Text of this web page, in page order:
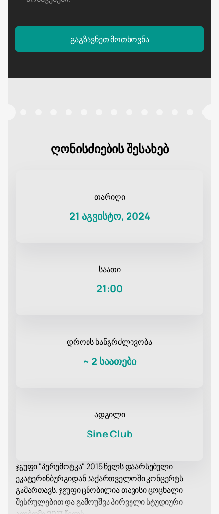
გაგზავნეთ მოთხოვნა
ღონისძიების შესახებ
თარიღი
21 აგვისტო, 2024
საათი
21:00
დროის ხანგრძლივობა
~ 2 საათები
ადგილი
Sine Club
ჯგუფი "პერემოტკა" 2015 წელს დაარსებული
ეკატერინბურგიდან საქართველოში კონცერტს
გამართავს. ჯგუფი ცნობილია თავისი ცოცხალი
შესრულებით და გამოუშვა პირველი სტუდიური